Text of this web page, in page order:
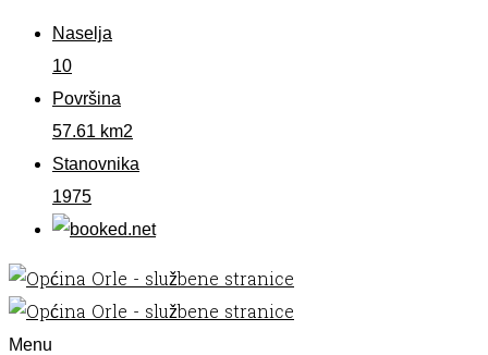
Naselja
10
Površina
57.61 km2
Stanovnika
1975
Menu